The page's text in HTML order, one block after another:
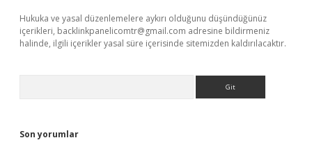
Hukuka ve yasal düzenlemelere aykırı olduğunu düşündüğünüz
içerikleri, backlinkpanelicomtr@gmail.com adresine bildirmeniz
halinde, ilgili içerikler yasal süre içerisinde sitemizden kaldırılacaktır.
Son yorumlar